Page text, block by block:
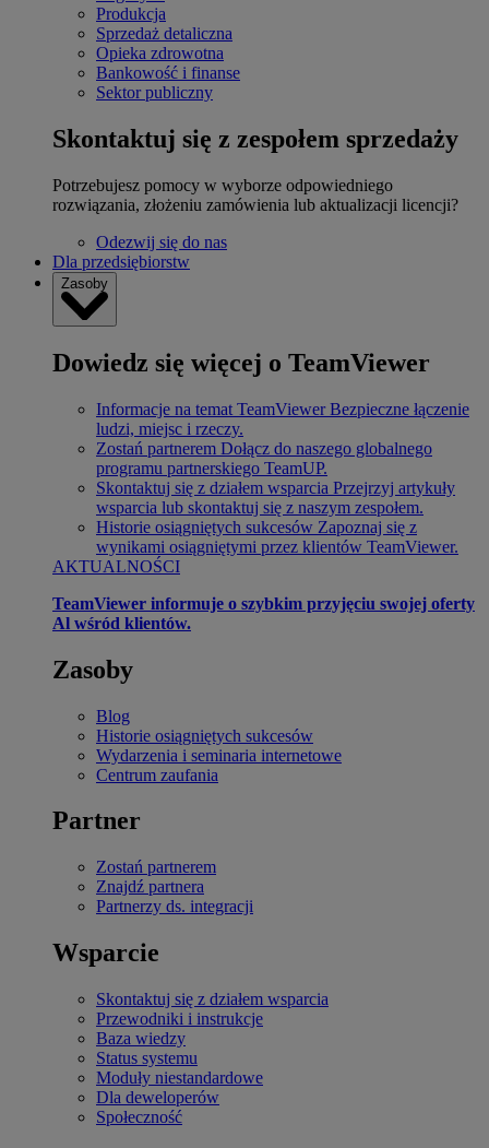
Produkcja
Sprzedaż detaliczna
Opieka zdrowotna
Bankowość i finanse
Sektor publiczny
Skontaktuj się z zespołem sprzedaży
Potrzebujesz pomocy w wyborze odpowiedniego
rozwiązania, złożeniu zamówienia lub aktualizacji licencji?
Odezwij się do nas
Dla przedsiębiorstw
Zasoby
Dowiedz się więcej o TeamViewer
Informacje na temat TeamViewer Bezpieczne łączenie
ludzi, miejsc i rzeczy.
Zostań partnerem Dołącz do naszego globalnego
programu partnerskiego TeamUP.
Skontaktuj się z działem wsparcia Przejrzyj artykuły
wsparcia lub skontaktuj się z naszym zespołem.
Historie osiągniętych sukcesów Zapoznaj się z
wynikami osiągniętymi przez klientów TeamViewer.
AKTUALNOŚCI
TeamViewer informuje o szybkim przyjęciu swojej oferty
Al wśród klientów.
Zasoby
Blog
Historie osiągniętych sukcesów
Wydarzenia i seminaria internetowe
Centrum zaufania
Partner
Zostań partnerem
Znajdź partnera
Partnerzy ds. integracji
Wsparcie
Skontaktuj się z działem wsparcia
Przewodniki i instrukcje
Baza wiedzy
Status systemu
Moduły niestandardowe
Dla deweloperów
Społeczność